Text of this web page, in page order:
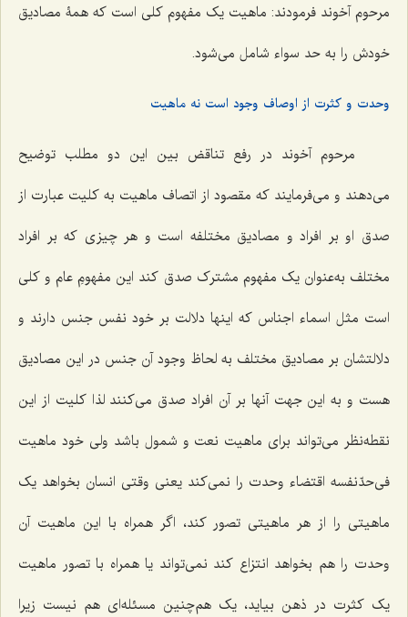
مرحوم آخوند فرمودند: ماهیت یک مفهوم کلی است که همۀ مصادیق
خودش را به حد سواء شامل می‌شود.
وحدت و کثرت از اوصاف وجود است نه ماهیت
مرحوم آخوند در رفع تناقض بین این دو مطلب توضیح
می‌دهند و می‌فرمایند که مقصود از اتصاف ماهیت به کلیت عبارت از
صدق او بر افراد و مصادیق مختلفه است و هر چیزی که بر افراد
مختلف به‌عنوان یک مفهوم مشترک صدق کند این مفهومِ عام و کلی
است مثل اسماء اجناس که اینها دلالت بر خود نفس جنس دارند و
دلالتشان بر مصادیق مختلف به لحاظ وجود آن جنس در این مصادیق
هست و به این جهت آنها بر آن افراد صدق می‌کنند لذا کلیت از این
نقطه‌نظر می‌تواند برای ماهیت نعت و شمول باشد ولی خود ماهیت
فی‌حدّنفسه اقتضاء وحدت را نمی‌کند یعنی وقتی انسان بخواهد یک
ماهیتی را از هر ماهیتی تصور کند، اگر همراه با این ماهیت آن
وحدت را هم بخواهد انتزاع کند نمی‌تواند یا همراه با تصور ماهیت
یک کثرت در ذهن بیاید، یک هم‌چنین مسئله‌ای هم نیست زیرا